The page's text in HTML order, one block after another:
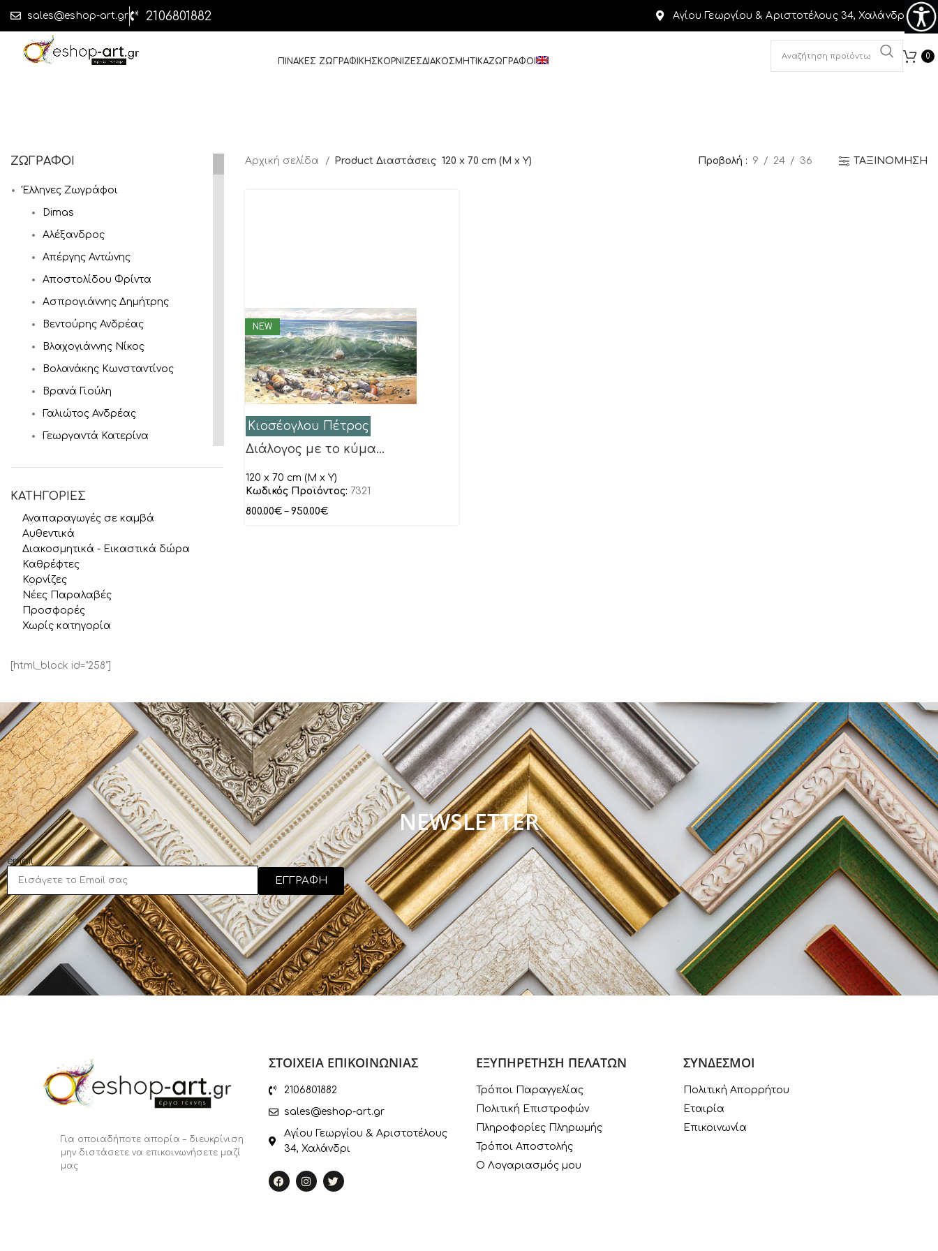
sales@eshop-art.gr 2106801882 Αγίου Γεωργίου & Αριστοτέλους 34, Χαλάνδρι
ΠΙΝΑΚΕΣ ΖΩΓΡΑΦΙΚΗΣΚΟΡΝΙΖΕΣΔΙΑΚΟΣΜΗΤΙΚΑΖΩΓΡΑΦΟΙ
0
ΖΩΓΡΑΦΟΙ
Έλληνες Ζωγράφοι
Dimas
Αλέξανδρος
Απέργης Αντώνης
Αποστολίδου Φρίντα
Ασπρογιάννης Δημήτρης
Βεντούρης Ανδρέας
Βλαχογιάννης Νίκος
Βολανάκης Κωνσταντίνος
Βρανά Γιούλη
Γαλιώτος Ανδρέας
Γεωργαντά Κατερίνα
Γύζης Νικόλαος
Θεόφιλος
Ιακωβίδης Γεώργιος
Ιάσων
Καγιάς Αλέξανδρος
Καλύβας Γιώργος
Καραδήμας Τάσος
Κιοσέογλου Πέτρος
Κοντόπουλος Κωνσταντίνος
Κούκα Φώφη
Κουρτεσιώτης Δημήτρης
Κούτρικας Ιωάννης
Κρουμπούζος Κωνσταντίνος
Κωστούλας Κωνσταντίνος
Λιανός
Λύτρας Νικηφόρος
Μαλέας Κωνσταντίνος
Μανωλάτος Κώστας
Μιχάλης
Μόραλης Γιάννης
Μουρατίδου Φωτεινή
Μυταράς Δημήτρης
Παπαγεωργίου Σοφία
Παππά Αριστέα
Πετρίδου Κατερίνα
Πρέκας Πάρις
ΚΑΤΗΓΟΡΙΕΣ
Αναπαραγωγές σε καμβά
Αυθεντικά
Διακοσμητικά - Εικαστικά δώρα
Καθρέφτες
Κορνίζες
Νέες Παραλαβές
Προσφορές
Χωρίς κατηγορία
Αρχική σελίδα Product Διαστάσεις 120 x 70 cm (M x Y) Προβολή 9 24 36 ΤΑΞΙΝΟΜΗΣΗ
NEW
Κιοσέογλου Πέτρος
Διάλογος με το κύμα…
120 x 70 cm (M x Y)
Κωδικός Προϊόντος: 7321
800.00€ – 950.00€
[html_block id="258"]
NEWSLETTER
email
ΕΓΓΡΑΦΗ
Για οποιαδήποτε απορία – διευκρίνιση
μην διστάσετε να επικοινωνήσετε μαζί
μας
ΣΤΟΙΧΕΙΑ ΕΠΙΚΟΙΝΩΝΙΑΣ
2106801882
sales@eshop-art.gr
Αγίου Γεωργίου & Αριστοτέλους
34, Χαλάνδρι
ΕΞΥΠΗΡΕΤΗΣΗ ΠΕΛΑΤΩΝ
Τρόποι Παραγγελίας
Πολιτική Επιστροφών
Πληροφορίες Πληρωμής
Τρόποι Αποστολής
Ο Λογαριασμός μου
ΣΥΝΔΕΣΜΟΙ
Πολιτική Απορρήτου
Εταιρία
Επικοινωνία